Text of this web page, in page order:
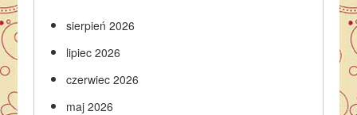
sierpień 2026
lipiec 2026
czerwiec 2026
maj 2026